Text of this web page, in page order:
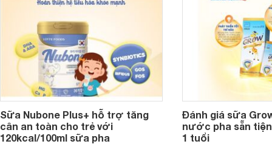
loạn tiêu hóa, hấp thu dễ dàng hơn.
Sữa Nubone Plus+ hỗ trợ tăng
cân an toàn cho trẻ với
120kcal/100ml sữa pha
Đánh giá sữa
nước pha sẵn
1 tuổi